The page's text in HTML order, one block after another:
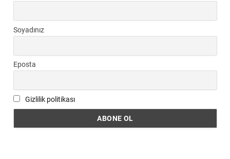
Soyadınız
Eposta
Gizlilik politikası